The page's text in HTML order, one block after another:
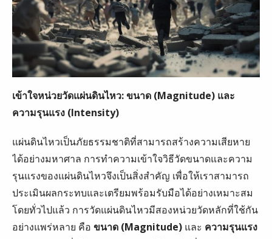
เข้าใจหน่วยวัดแผ่นดินไหว: ขนาด (Magnitude) และ
ความรุนแรง (Intensity)
แผ่นดินไหวเป็นภัยธรรมชาติที่สามารถสร้างความเสียหาย
ได้อย่างมหาศาล การทำความเข้าใจวิธีวัดขนาดและความ
รุนแรงของแผ่นดินไหวจึงเป็นสิ่งสำคัญ เพื่อให้เราสามารถ
ประเมินผลกระทบและเตรียมพร้อมรับมือได้อย่างเหมาะสม
โดยทั่วไปแล้ว การวัดแผ่นดินไหวมีสองหน่วยวัดหลักที่ใช้กัน
อย่างแพร่หลาย คือ ขนาด (Magnitude) และ ความรุนแรง